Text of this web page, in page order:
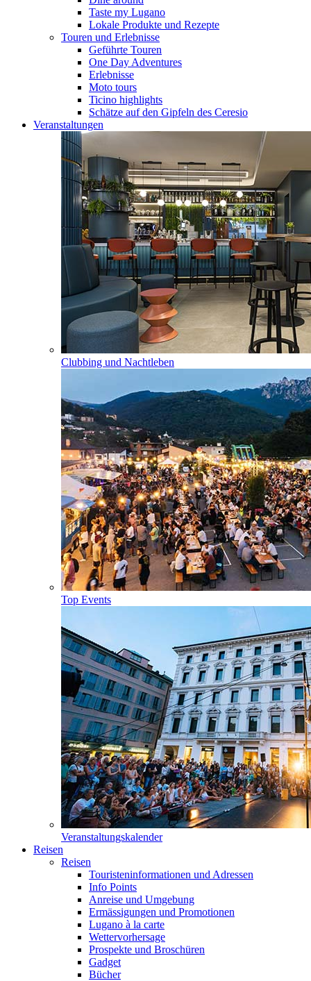
Taste my Lugano
Lokale Produkte und Rezepte
Touren und Erlebnisse
Geführte Touren
One Day Adventures
Erlebnisse
Moto tours
Ticino highlights
Schätze auf den Gipfeln des Ceresio
Veranstaltungen
Clubbing und Nachtleben
Top Events
Veranstaltungskalender
Reisen
Reisen
Touristeninformationen und Adressen
Info Points
Anreise und Umgebung
Ermässigungen und Promotionen
Lugano à la carte
Wettervorhersage
Prospekte und Broschüren
Gadget
Bücher